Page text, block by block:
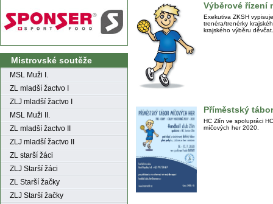
Mistrovské soutěže
MSL Muži I.
ZL mladší žactvo I
ZLJ mladší žactvo I
MSL Muži II.
ZL mladší žactvo II
ZLJ mladší žactvo II
ZL starší žáci
ZLJ Starší žáci
ZL Starší žačky
ZLJ Starší žačky
Výběrové řízení
Exekutiva ZKSH
trenéra/trenérky
krajského výběru děvčat.
Příměstský
HC Zlín ve spolupráci
míčových her 2020.